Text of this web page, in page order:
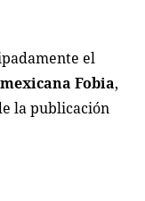
el
Fobia,
la publicación